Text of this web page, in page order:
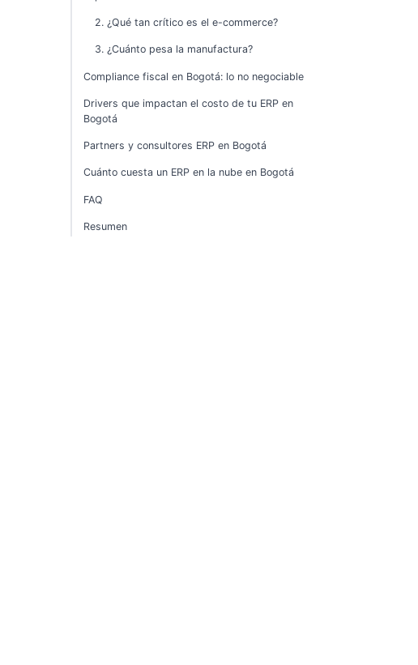
2. ¿Qué tan crítico es el e-commerce?
3. ¿Cuánto pesa la manufactura?
Compliance fiscal en Bogotá: lo no negociable
Drivers que impactan el costo de tu ERP en
Bogotá
Partners y consultores ERP en Bogotá
Cuánto cuesta un ERP en la nube en Bogotá
FAQ
Resumen